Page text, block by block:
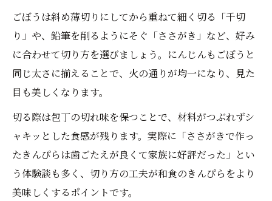
ごぼうは斜め薄切りにしてから重ねて細く切る「千切
り」や、鉛筆を削るようにそぐ「ささがき」など、好み
に合わせて切り方を選びましょう。にんじんもごぼうと
同じ太さに揃えることで、火の通りが均一になり、見た
目も美しくなります。
切る際は包丁の切れ味を保つことで、材料がつぶれずシ
ャキッとした食感が残ります。実際に「ささがきで作っ
たきんぴらは歯ごたえが良くて家族に好評だった」とい
う体験談も多く、切り方の工夫が和食のきんぴらをより
美味しくするポイントです。